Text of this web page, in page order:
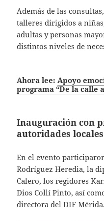
Además de las
talleres dirigidos a
adultas y personas
distintos niveles de
Ahora lee: Apoyo
programa “De la calle
Inauguración con
autoridades locales
En el evento
Rodríguez Heredia, la
Calero, los regidores
Dios Collí Pinto, así
directora del DIF Mérida.